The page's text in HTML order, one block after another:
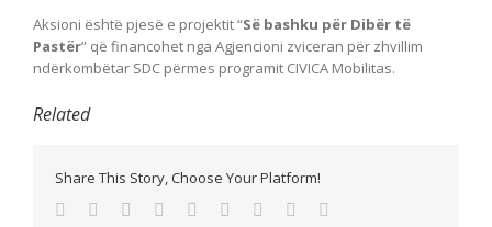
Aksioni është pjesë e projektit “Së bashku për Dibër të
Pastër” që financohet nga Agjencioni zviceran për zhvillim
ndërkombëtar SDC përmes programit CIVICA Mobilitas.
Related
Share This Story, Choose Your Platform!